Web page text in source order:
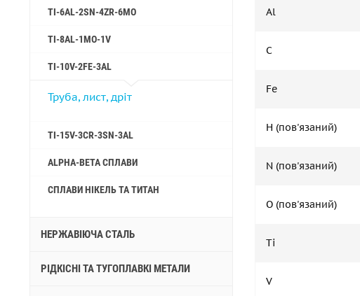
TI-6AL-2SN-4ZR-6MO
TI-8AL-1MO-1V
TI-10V-2FE-3AL
Труба, лист, дріт
TI-15V-3CR-3SN-3AL
ALPHA-BETA СПЛАВИ
СПЛАВИ НІКЕЛЬ ТА ТИТАН
НЕРЖАВІЮЧА СТАЛЬ
РІДКІСНІ ТА ТУГОПЛАВКІ МЕТАЛИ
Al
C
Fe
H (пов'язаний)
N (пов'язаний)
O (пов'язаний)
Ti
V